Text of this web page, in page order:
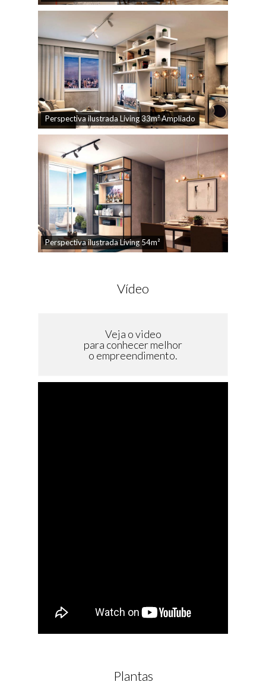
Perspectiva ilustrada Living 33m² Ampliado
Perspectiva ilustrada Living 54m²
Vídeo
Veja o video
para conhecer melhor
o empreendimento.
Plantas